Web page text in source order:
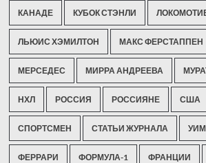
КАНАДЕ КУБОК СТЭНЛИ
ЛЬЮИС ХЭМИЛТОН МАКС ФЕРСТАППЕН
МЕРСЕДЕС МИРРА АНДРЕЕВА
НХЛ РОССИЯ РОССИЯНЕ США
СПОРТСМЕН СТАТЬИ ЖУРНАЛА
ФЕРРАРИ ФОРМУЛА-1 ФРАНЦИИ